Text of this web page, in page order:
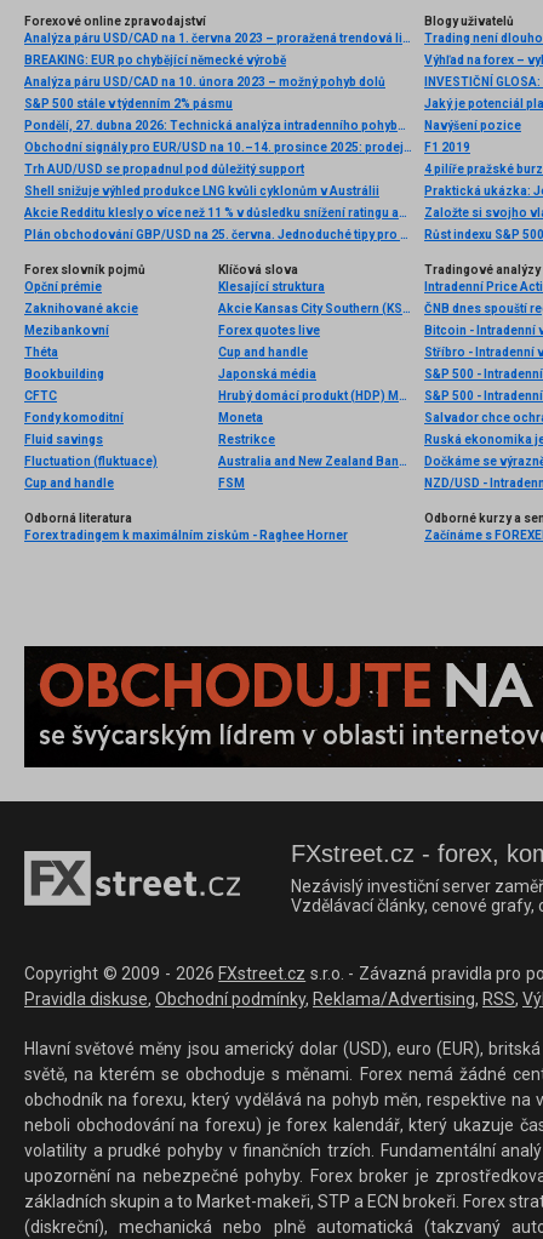
Forexové online zpravodajství
Analýza páru USD/CAD na 1. června 2023 – proražená trendová linie a potenciál dalšího poklesu
BREAKING: EUR po chybějící německé výrobě
Analýza páru USD/CAD na 10. února 2023 – možný pohyb dolů
S&P 500 stále v týdenním 2% pásmu
Pondělí, 27. dubna 2026: Technická analýza intradenního pohybu platiny
Obchodní signály pro EUR/USD na 10.–14. prosince 2025: prodej pod 1,1657 (200 EMA – 2/8 Murray)
Trh AUD/USD se propadnul pod důležitý support
Shell snižuje výhled produkce LNG kvůli cyklonům v Austrálii
Akcie Redditu klesly o více než 11 % v důsledku snížení ratingu analytiky a obav o růst
Plán obchodování GBP/USD na 25. června. Jednoduché tipy pro začátečníky
Blogy uživatelů
Trading není
Výhľad na forex –
Jaký je potenciál
Navýšení pozice
F1 2019
Praktická ukázka:
Založte si svojho
Růst indexu S&P
Forex slovník pojmů
Opční prémie
Zaknihované akcie
Mezibankovní
Théta
Bookbuilding
CFTC
Fondy komoditní
Fluid savings
Fluctuation (fluktuace)
Cup and handle
Klíčová slova
Klesající struktura
Akcie Kansas City Southern (KSU.US)
Forex quotes live
Cup and handle
Japonská média
Hrubý domácí produkt (HDP) Maďarska
Moneta
Restrikce
Australia and New Zealand Banking Group
FSM
Tradingové analýzy
Intradenní Price
Bitcoin - Intradenní
Stříbro - Intradenní
S&P 500 -
S&P 500 -
Ruská ekonomika
Dočkáme se
NZD/USD -
Odborná literatura
Forex tradingem k maximálním ziskům - Raghee Horner
Odborné kurzy a
Začínáme s
FXstreet.cz - forex,
Nezávislý investiční server
Vzdělávací články, cenové
Copyright © 2009 - 2026 FXstreet.cz s.r.o. - Závazná pravidla pro
Pravidla diskuse, Obchodní podmínky, Reklama/Advertising, RSS,
Hlavní světové měny jsou americký dolar (USD), euro (EUR),
světě, na kterém se obchoduje s měnami. Forex nemá žádné
obchodník na forexu, který vydělává na pohyb měn, respektive
neboli obchodování na forexu) je forex kalendář, který ukazuje
volatility a prudké pohyby v finančních trzích. Fundamentální
upozornění na nebezpečné pohyby. Forex broker je
základních skupin a to Market-makeři, STP a ECN brokeři. Forex
(diskreční), mechanická nebo plně automatická (takzvaný